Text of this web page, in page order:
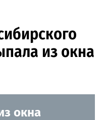
из окна
окна